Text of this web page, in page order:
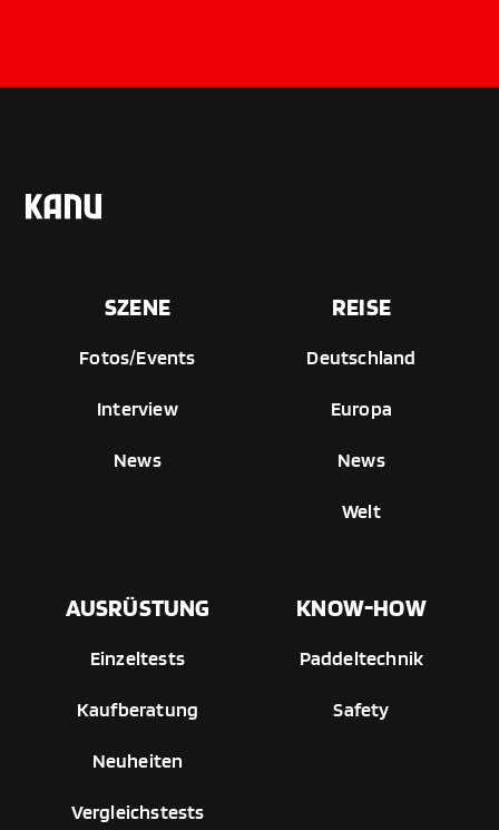
SZENE
Fotos/Events
Interview
News
REISE
Deutschland
Europa
News
Welt
AUSRÜSTUNG
Einzeltests
Kaufberatung
Neuheiten
Vergleichstests
KNOW-HOW
Paddeltechnik
Safety